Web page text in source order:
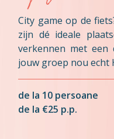
City game op de
zijn dé ideale
verkennen met een
jouw groep nou echt
de la 10 persoane
de la €25 p.p.